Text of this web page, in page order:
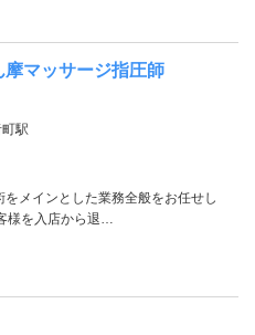
マッサージ指圧師
駅
をメインとした業務全般をお任せし
様を入店から退…